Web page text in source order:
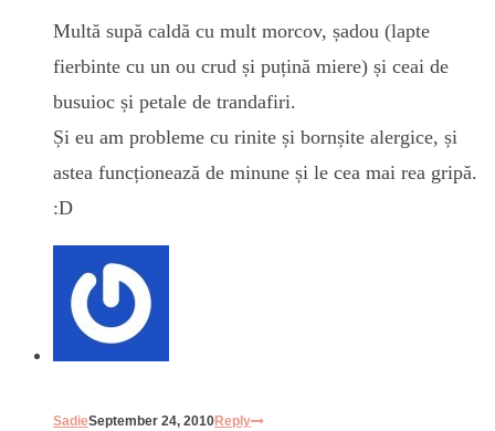
Multă supă caldă cu mult morcov, șadou (lapte
fierbinte cu un ou crud și puțină miere) și ceai de
busuioc și petale de trandafiri.
Și eu am probleme cu rinite și bornșite alergice, și
astea funcționează de minune și le cea mai rea gripă.
:D
SadieSeptember 24, 2010Reply